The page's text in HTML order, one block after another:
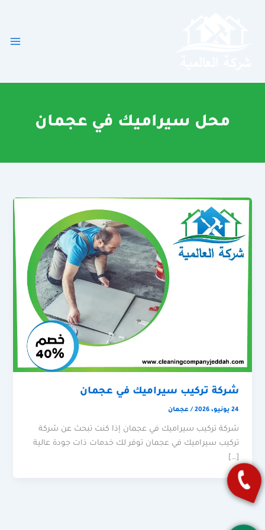
محل سيراميك في عجمان
شركة تركيب سيراميك في عجمان
24 يونيو، 2026 /عجمان
شركة تركيب سيراميك في عجمان إذا كنت تبحث عن شركة
تركيب سيراميك في عجمان توفر لك خدمات ذات جودة عالية
[…]